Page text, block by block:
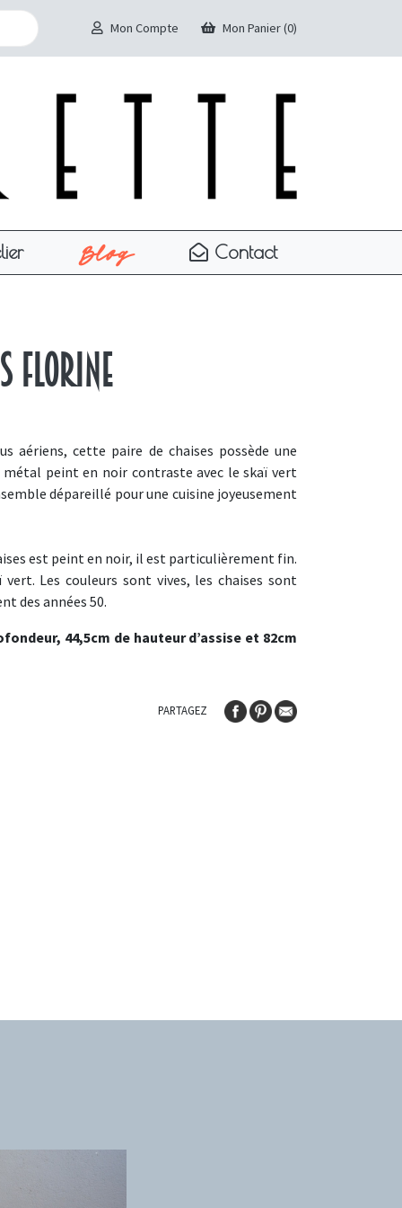
Mon Compte Mon Panier (0)
Blog Contact
Florine
aériens, cette paire de chaises possède une
métal peint en noir contraste avec le skaï vert
dépareillé pour une cuisine joyeusement
est peint en noir, il est particulièrement fin.
Les couleurs sont vives, les chaises sont
des années 50.
44,5cm de hauteur d’assise et 82cm
PARTAGEZ